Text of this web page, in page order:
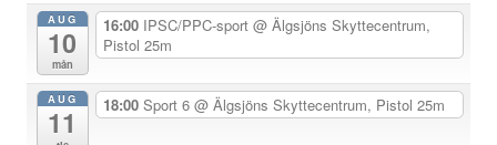
g
AUG
10
mån
16:00 IPSC/PPC-sport @ Älgsjöns Skyttecentrum,
Pistol 25m
AUG
11
18:00 Sport 6 @ Älgsjöns Skyttecentrum, Pistol 25m